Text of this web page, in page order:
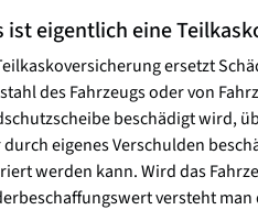
ist eigentlich eine
ersetzt
des Fahrzeugs oder von
beschädigt wird,
eigenes Verschulden
werden kann. Wird das
versteht